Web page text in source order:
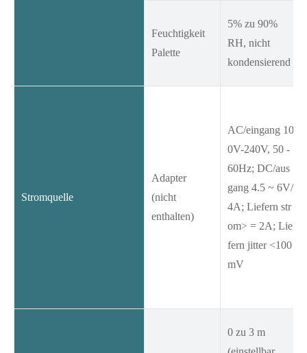
Feuchtigkeit
Palette
5% zu 90%
RH, nicht
kondensierend
Stromquelle
Adapter
(nicht
enthalten)
AC/eingang 10
0V-240V, 50 -
60Hz; DC/aus
gang 4.5 ~ 6V/
4A; Liefern str
om> = 2A; Lie
fern jitter <100
mV
0 zu 3 m